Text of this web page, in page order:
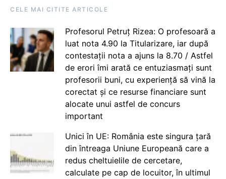
CELE MAI CITITE ARTICOLE
Profesorul Petruț Rizea: O profesoară a
luat nota 4.90 la Titularizare, iar după
contestații nota a ajuns la 8.70 / Astfel
de erori îmi arată ce entuziasmați sunt
profesorii buni, cu experiență să vină la
corectat și ce resurse financiare sunt
alocate unui astfel de concurs
important
Unici în UE: România este singura țară
din întreaga Uniune Europeană care a
redus cheltuielile de cercetare,
calculate pe cap de locuitor, în ultimul